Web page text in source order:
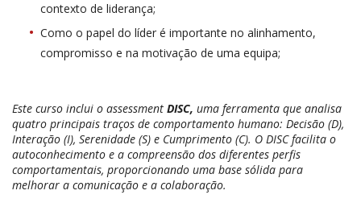
contexto de liderança;
Como o papel do líder é importante no alinhamento,
compromisso e na motivação de uma equipa;
Este curso inclui o assessment DISC, uma ferramenta que analisa
quatro principais traços de comportamento humano: Decisão (D),
Interação (I), Serenidade (S) e Cumprimento (C). O DISC facilita o
autoconhecimento e a compreensão dos diferentes perfis
comportamentais, proporcionando uma base sólida para
melhorar a comunicação e a colaboração.